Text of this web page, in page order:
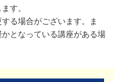
す。
る場合がございます。ま
となっている講座がある場